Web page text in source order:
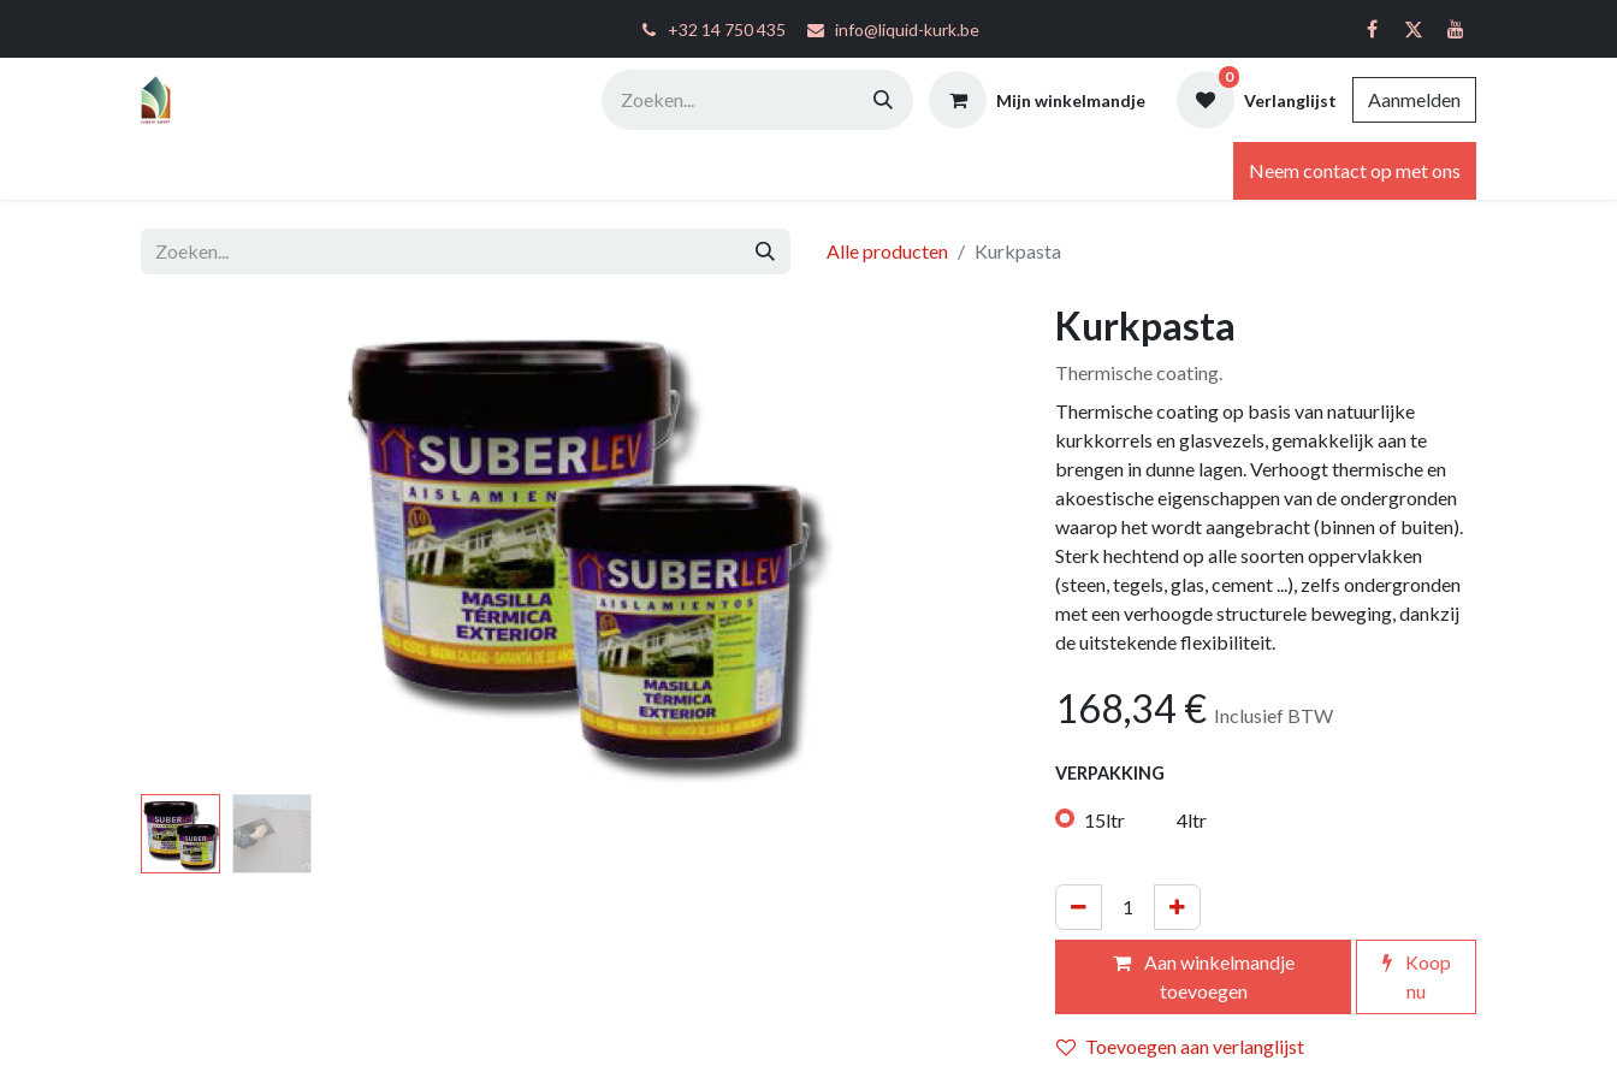
+32 14 750 435 info@liquid-kurk.be
Mijn winkelmandje
0
Verlanglijst Aanmelden
Neem contact op met ons
Alle producten Kurkpasta
Kurkpasta
Thermische coating.
Thermische coating op basis van natuurlijke
kurkkorrels en glasvezels, gemakkelijk aan te
brengen in dunne lagen. Verhoogt thermische en
akoestische eigenschappen van de ondergronden
waarop het wordt aangebracht (binnen of buiten).
Sterk hechtend op alle soorten oppervlakken
(steen, tegels, glas, cement ...), zelfs ondergronden
met een verhoogde structurele beweging, dankzij
de uitstekende flexibiliteit.
168,34 € Inclusief BTW
VERPAKKING
15ltr 4ltr
Aan winkelmandje
toevoegen
Koop
nu
Toevoegen aan verlanglijst